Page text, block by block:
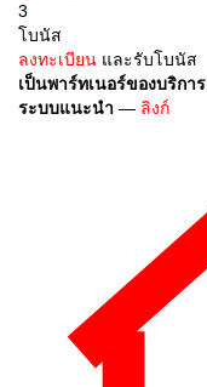
3
โบนัส
ลงทะเบียน และรับโบนัส
เป็นพาร์ทเนอร์ของบริการ
ระบบแนะนำ — ลิงก์